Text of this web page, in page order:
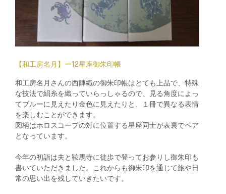
【和工房名月】ー12星座御朱印帳
和工房名月さんの西陣織の御朱印帳はとても上品で、特殊
な技法で絹糸を織っていらっしゃるので、見る角度によっ
てブルーに見えたり金色に見えたりと、１冊で異なる表情
を楽しむことができます。
図柄はホロスコープの対に位置する星座同士が表裏でペア
となっています。
今年の初詣は夫と鞍馬寺に徒歩で登ってお参りし御朱印も
書いていただきました。これからも御朱印を通じて旅や日
常の思い出を残していきたいです。